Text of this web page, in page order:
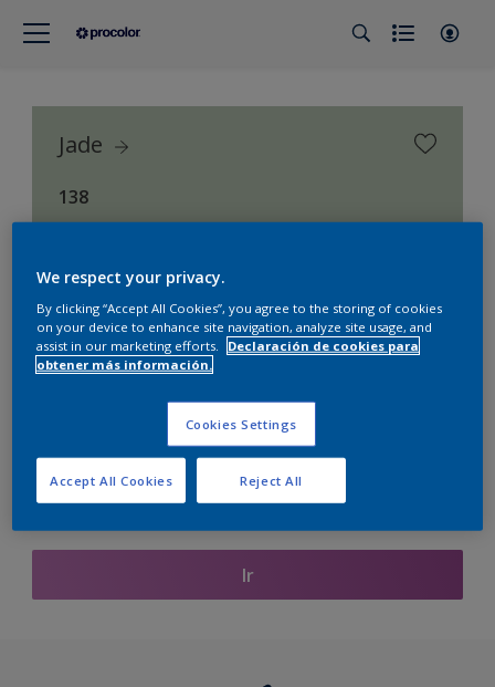
Jade
138
Procolor Selección (Procolor Interior)
Encontrar productos de este color
Ir
We respect your privacy.
By clicking “Accept All Cookies”, you agree to the storing of cookies
on your device to enhance site navigation, analyze site usage, and
assist in our marketing efforts.
Declaración de cookies para
obtener más información.
Cookies Settings
Reject All
Accept All Cookies